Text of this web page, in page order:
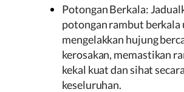
Potongan Berkala:
potongan rambut berkala
mengelakkan hujung
kerosakan, memastikan
kekal kuat dan sihat secara
keseluruhan.